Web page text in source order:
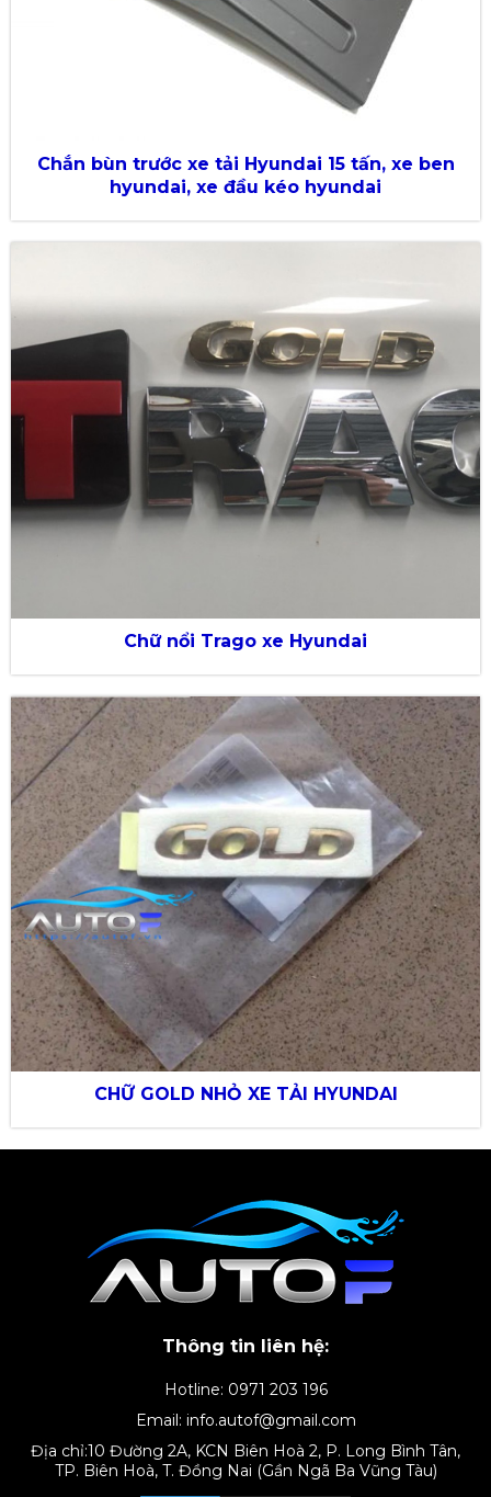
Chắn bùn trước xe tải Hyundai 15 tấn, xe ben
hyundai, xe đầu kéo hyundai
Chữ nổi Trago xe Hyundai
CHỮ GOLD NHỎ XE TẢI HYUNDAI
Thông tin liên hệ:
Hotline: 0971 203 196
Email: info.autof@gmail.com
Địa chỉ:10 Đường 2A, KCN Biên Hoà 2, P. Long Bình Tân,
TP. Biên Hoà, T. Đồng Nai (Gần Ngã Ba Vũng Tàu)